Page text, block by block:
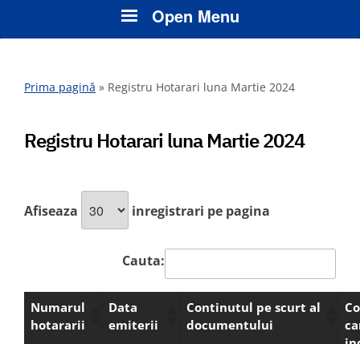
Open Menu
Prima pagină » Registru Hotarari luna Martie 2024
Registru Hotarari luna Martie 2024
Afiseaza inregistrari pe pagina
Cauta:
Numarul
hotararii
Data
emiterii
Continutul pe scurt al
documentului